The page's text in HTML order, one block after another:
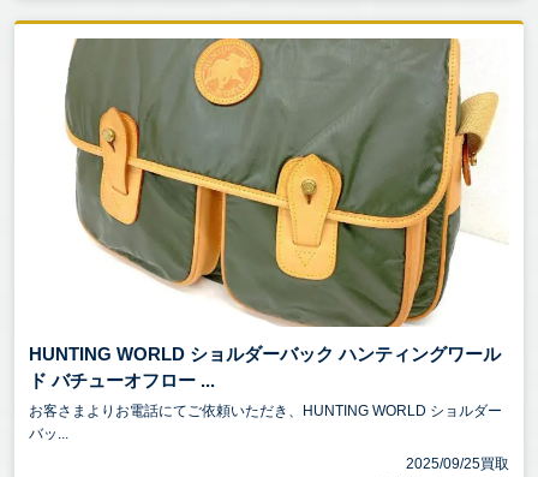
HUNTING WORLD ショルダーバック ハンティングワール
ド バチューオフロー ...
お客さまよりお電話にてご依頼いただき、HUNTING WORLD ショルダー
バッ...
2025/09/25買取